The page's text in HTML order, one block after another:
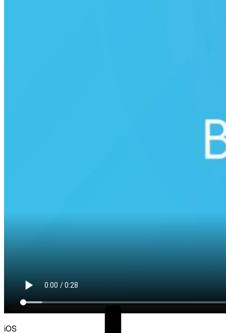
iOS
güncellemelerini alabilmeniz için her iki tarafın da birbirinin
gerekir.